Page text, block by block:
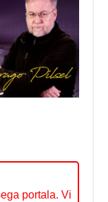
portala. Vi